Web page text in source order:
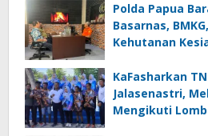
Polda Papua
Basarnas,
Kehutanan
KaFasharkan
Jalasenastri,
Mengikuti